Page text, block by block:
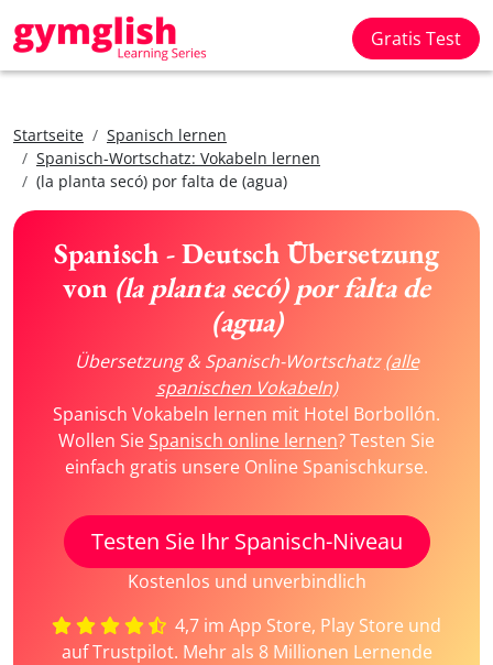
Gratis Test
Startseite
Spanisch lernen
Spanisch-Wortschatz: Vokabeln lernen
(la planta secó) por falta de (agua)
Spanisch - Deutsch Übersetzung
von (la planta secó) por falta de
(agua)
Übersetzung & Spanisch-Wortschatz(alle
spanischen Vokabeln)
Spanisch Vokabeln lernen mit Hotel Borbollón.
Wollen SieSpanisch online lernen? Testen Sie
einfach gratis unsere Online Spanischkurse.
Testen Sie Ihr Spanisch-Niveau
Kostenlos und unverbindlich
4,7 im App Store, Play Store und
auf Trustpilot. Mehr als 8 Millionen Lernende